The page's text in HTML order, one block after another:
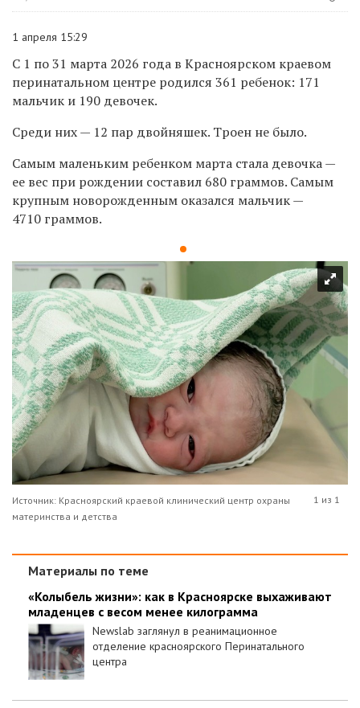
1 апреля 15:29
С 1 по 31 марта 2026 года в Красноярском краевом
перинатальном центре родился 361 ребенок: 171
мальчик и 190 девочек.
Среди них — 12 пар двойняшек. Троен не было.
Самым маленьким ребенком марта стала девочка —
ее вес при рождении составил 680 граммов. Самым
крупным новорожденным оказался мальчик —
4710 граммов.
Источник: Красноярский краевой клинический центр охраны
материнства и детства
1 из 1
Материалы по теме
«Колыбель жизни»: как в Красноярске выхаживают
младенцев с весом менее килограмма
Newslab заглянул в реанимационное
отделение красноярского Перинатального
центра